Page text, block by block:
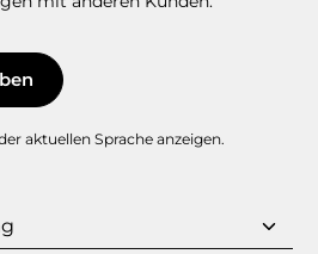
aktuellen Sprache anzeigen.